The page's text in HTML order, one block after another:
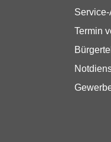
Termin